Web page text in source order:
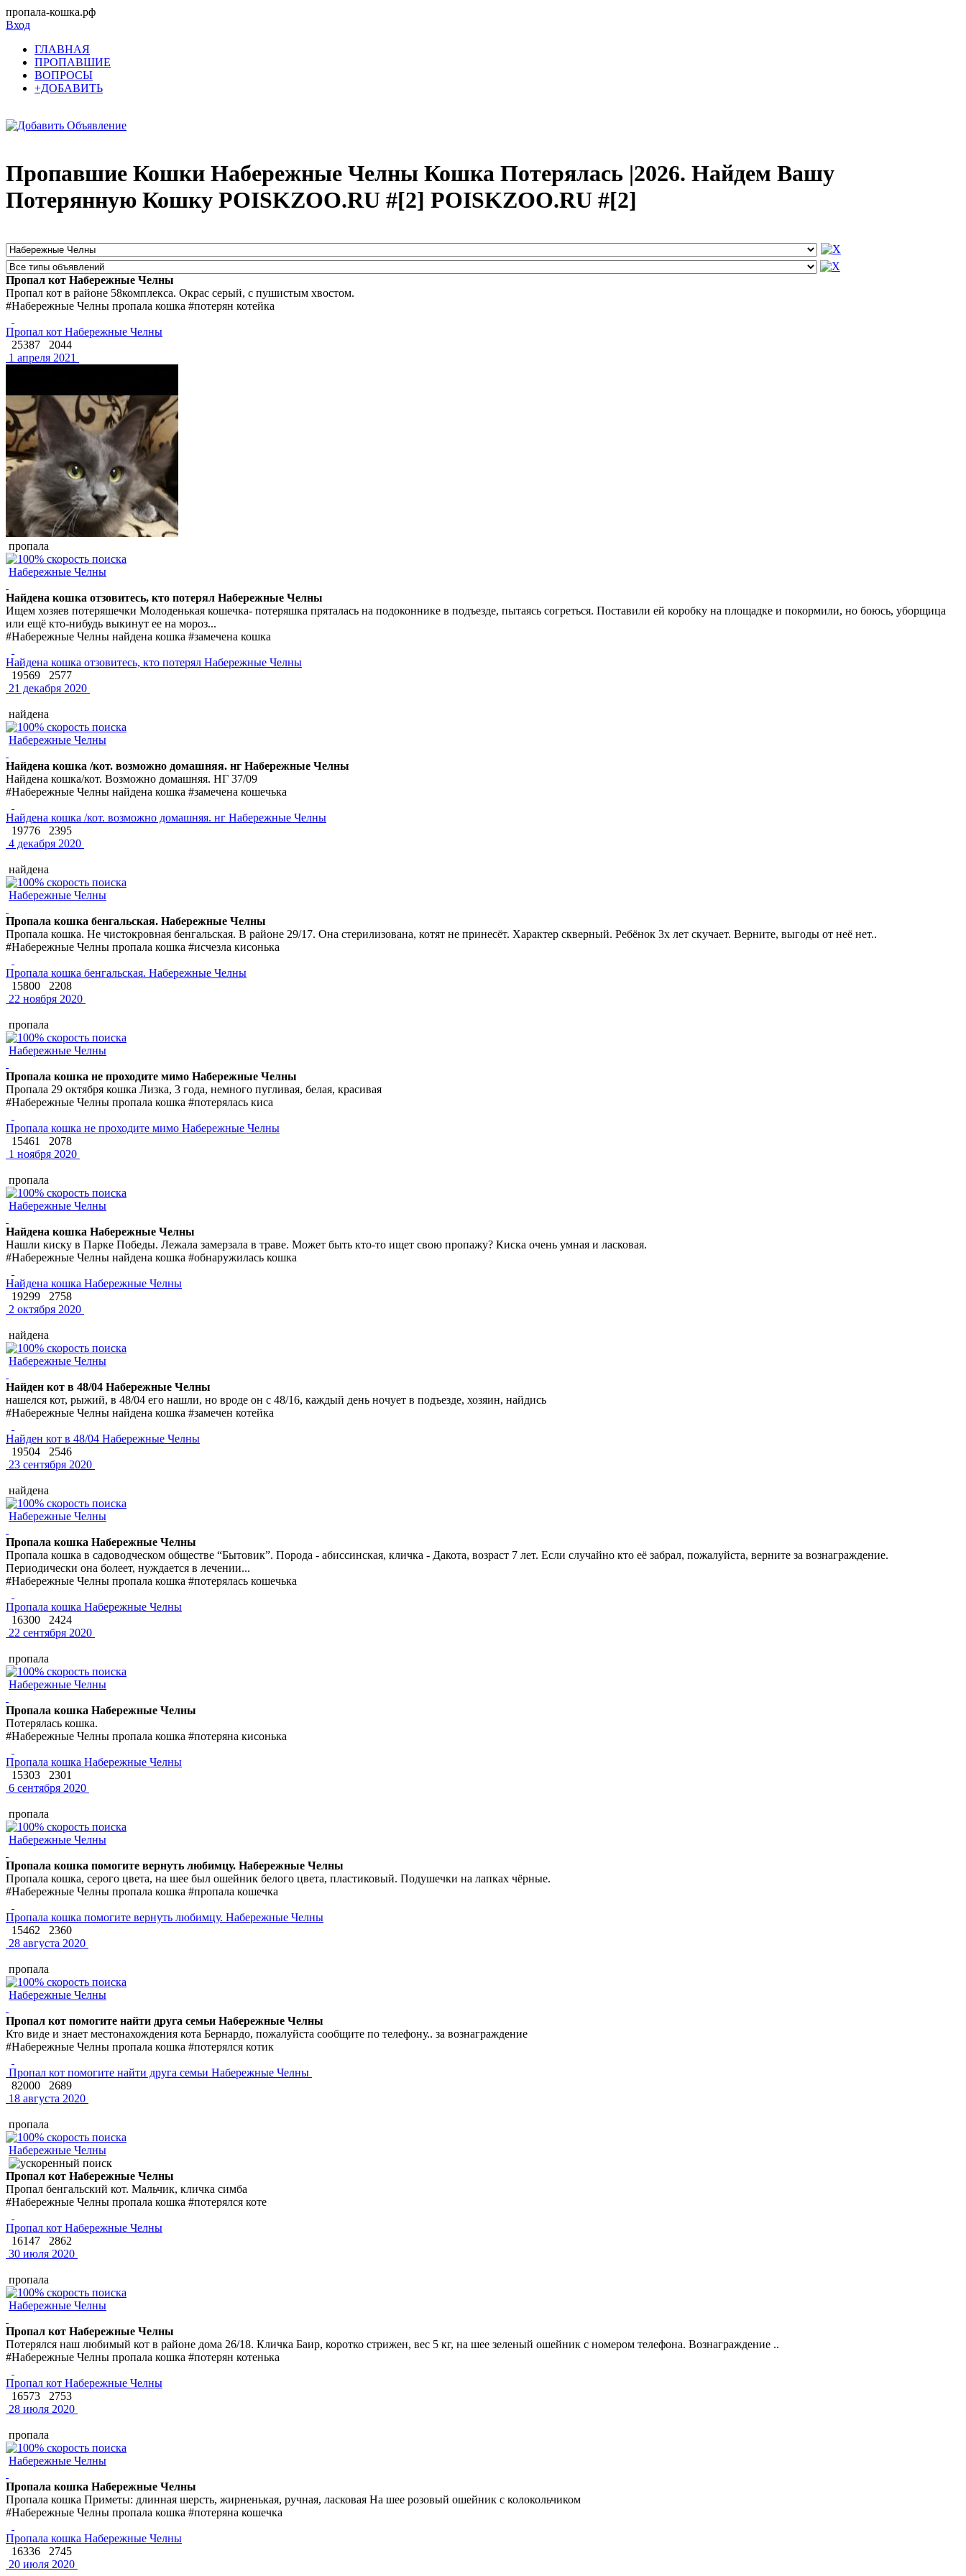
пропала-кошка.рф
Вход
ГЛАВНАЯ
ПРОПАВШИЕ
ВОПРОСЫ
+ДОБАВИТЬ
Пропавшие Кошки Набережные Челны Кошка Потерялась |2026. Найдем Вашу
Потерянную Кошку POISKZOO.RU #[2] POISKZOO.RU #[2]
Пропал кот Набережные Челны
Пропал кот в районе 58комплекса. Окрас серый, с пушистым хвостом.
#Набережные Челны пропала кошка #потерян котейка
Пропал кот Набережные Челны
25387
2044
1 апреля 2021
пропала
Набережные Челны
Найдена кошка отзовитесь, кто потерял Набережные Челны
Ищем хозяев потеряшечки Молоденькая кошечка- потеряшка пряталась на подоконнике в подъезде, пытаясь согреться. Поставили ей коробку на площадке и покормили, но боюсь, уборщица
или ещё кто-нибудь выкинут ее на мороз...
#Набережные Челны найдена кошка #замечена кошка
Найдена кошка отзовитесь, кто потерял Набережные Челны
19569
2577
21 декабря 2020
найдена
Набережные Челны
Найдена кошка /кот. возможно домашняя. нг Набережные Челны
Найдена кошка/кот. Возможно домашняя. НГ 37/09
#Набережные Челны найдена кошка #замечена кошечька
Найдена кошка /кот. возможно домашняя. нг Набережные Челны
19776
2395
4 декабря 2020
найдена
Набережные Челны
Пропала кошка бенгальская. Набережные Челны
Пропала кошка. Не чистокровная бенгальская. В районе 29/17. Она стерилизована, котят не принесёт. Характер скверный. Ребёнок 3х лет скучает. Верните, выгоды от неё нет..
#Набережные Челны пропала кошка #исчезла кисонька
Пропала кошка бенгальская. Набережные Челны
15800
2208
22 ноября 2020
пропала
Набережные Челны
Пропала кошка не проходите мимо Набережные Челны
Пропала 29 октября кошка Лизка, 3 года, немного пугливая, белая, красивая
#Набережные Челны пропала кошка #потерялась киса
Пропала кошка не проходите мимо Набережные Челны
15461
2078
1 ноября 2020
пропала
Набережные Челны
Найдена кошка Набережные Челны
Нашли киску в Парке Победы. Лежала замерзала в траве. Может быть кто-то ищет свою пропажу? Киска очень умная и ласковая.
#Набережные Челны найдена кошка #обнаружилась кошка
Найдена кошка Набережные Челны
19299
2758
2 октября 2020
найдена
Набережные Челны
Найден кот в 48/04 Набережные Челны
нашелся кот, рыжий, в 48/04 его нашли, но вроде он с 48/16, каждый день ночует в подъезде, хозяин, найдись
#Набережные Челны найдена кошка #замечен котейка
Найден кот в 48/04 Набережные Челны
19504
2546
23 сентября 2020
найдена
Набережные Челны
Пропала кошка Набережные Челны
Пропала кошка в садоводческом обществе “Бытовик”. Порода - абиссинская, кличка - Дакота, возраст 7 лет. Если случайно кто её забрал, пожалуйста, верните за вознаграждение.
Периодически она болеет, нуждается в лечении...
#Набережные Челны пропала кошка #потерялась кошечька
Пропала кошка Набережные Челны
16300
2424
22 сентября 2020
пропала
Набережные Челны
Пропала кошка Набережные Челны
Потерялась кошка.
#Набережные Челны пропала кошка #потеряна кисонька
Пропала кошка Набережные Челны
15303
2301
6 сентября 2020
пропала
Набережные Челны
Пропала кошка помогите вернуть любимцу. Набережные Челны
Пропала кошка, серого цвета, на шее был ошейник белого цвета, пластиковый. Подушечки на лапках чёрные.
#Набережные Челны пропала кошка #пропала кошечка
Пропала кошка помогите вернуть любимцу. Набережные Челны
15462
2360
28 августа 2020
пропала
Набережные Челны
Пропал кот помогите найти друга семьи Набережные Челны
Кто виде и знает местонахождения кота Бернардо, пожалуйста сообщите по телефону.. за вознаграждение
#Набережные Челны пропала кошка #потерялся котик
Пропал кот помогите найти друга семьи Набережные Челны
82000
2689
18 августа 2020
пропала
Набережные Челны
Пропал кот Набережные Челны
Пропал бенгальский кот. Мальчик, кличка симба
#Набережные Челны пропала кошка #потерялся коте
Пропал кот Набережные Челны
16147
2862
30 июля 2020
пропала
Набережные Челны
Пропал кот Набережные Челны
Потерялся наш любимый кот в районе дома 26/18. Кличка Баир, коротко стрижен, вес 5 кг, на шее зеленый ошейник с номером телефона. Вознаграждение ..
#Набережные Челны пропала кошка #потерян котенька
Пропал кот Набережные Челны
16573
2753
28 июля 2020
пропала
Набережные Челны
Пропала кошка Набережные Челны
Пропала кошка Приметы: длинная шерсть, жирненькая, ручная, ласковая На шее розовый ошейник с колокольчиком
#Набережные Челны пропала кошка #потеряна кошечка
Пропала кошка Набережные Челны
16336
2745
20 июля 2020